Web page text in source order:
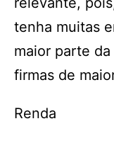
tenha muitas
maior parte
firmas de
Renda